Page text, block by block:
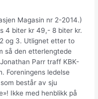
Magasin nr 2-2014.)
4 biter kr 49,- 8 biter kr.
og 3. Utlignet etter to
så den etterlengtede
Parr traff KBK-
Foreningens ledelse
består av sju
Ikke med henblikk på